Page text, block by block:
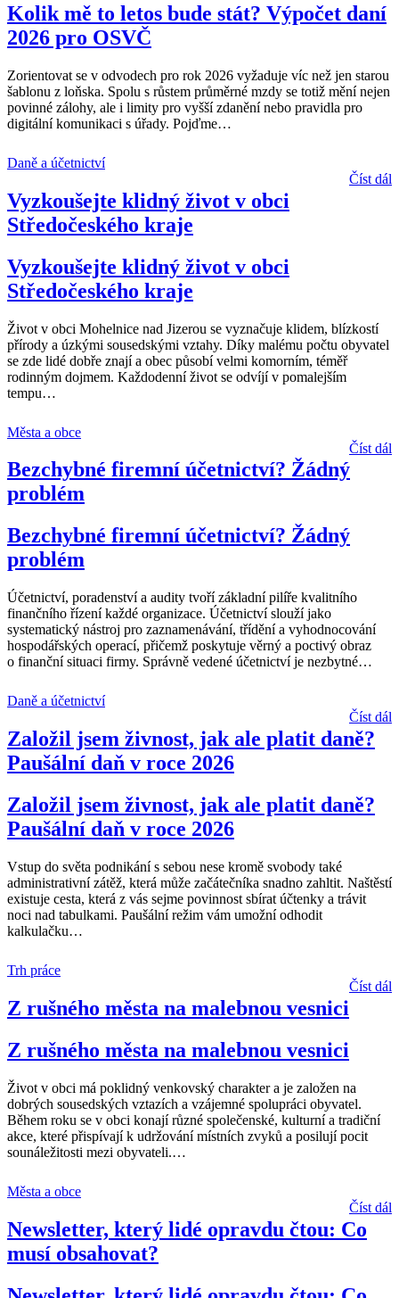
Kolik mě to letos bude stát? Výpočet daní
2026 pro OSVČ
Zorientovat se v odvodech pro rok 2026 vyžaduje víc než jen starou
šablonu z loňska. Spolu s růstem průměrné mzdy se totiž mění nejen
povinné zálohy, ale i limity pro vyšší zdanění nebo pravidla pro
digitální komunikaci s úřady. Pojďme…
Daně a účetnictví
Číst dál
Vyzkoušejte klidný život v obci
Středočeského kraje
Vyzkoušejte klidný život v obci
Středočeského kraje
Život v obci Mohelnice nad Jizerou se vyznačuje klidem, blízkostí
přírody a úzkými sousedskými vztahy. Díky malému počtu obyvatel
se zde lidé dobře znají a obec působí velmi komorním, téměř
rodinným dojmem. Každodenní život se odvíjí v pomalejším
tempu…
Města a obce
Číst dál
Bezchybné firemní účetnictví? Žádný
problém
Bezchybné firemní účetnictví? Žádný
problém
Účetnictví, poradenství a audity tvoří základní pilíře kvalitního
finančního řízení každé organizace. Účetnictví slouží jako
systematický nástroj pro zaznamenávání, třídění a vyhodnocování
hospodářských operací, přičemž poskytuje věrný a poctivý obraz
o finanční situaci firmy. Správně vedené účetnictví je nezbytné…
Daně a účetnictví
Číst dál
Založil jsem živnost, jak ale platit daně?
Paušální daň v roce 2026
Založil jsem živnost, jak ale platit daně?
Paušální daň v roce 2026
Vstup do světa podnikání s sebou nese kromě svobody také
administrativní zátěž, která může začátečníka snadno zahltit. Naštěstí
existuje cesta, která z vás sejme povinnost sbírat účtenky a trávit
noci nad tabulkami. Paušální režim vám umožní odhodit
kalkulačku…
Trh práce
Číst dál
Z rušného města na malebnou vesnici
Z rušného města na malebnou vesnici
Život v obci má poklidný venkovský charakter a je založen na
dobrých sousedských vztazích a vzájemné spolupráci obyvatel.
Během roku se v obci konají různé společenské, kulturní a tradiční
akce, které přispívají k udržování místních zvyků a posilují pocit
sounáležitosti mezi obyvateli.…
Města a obce
Číst dál
Newsletter, který lidé opravdu čtou: Co
musí obsahovat?